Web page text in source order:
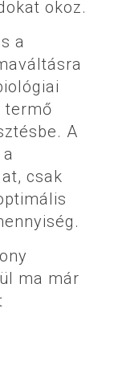
okoz.
a
termő
A
csak
ma már